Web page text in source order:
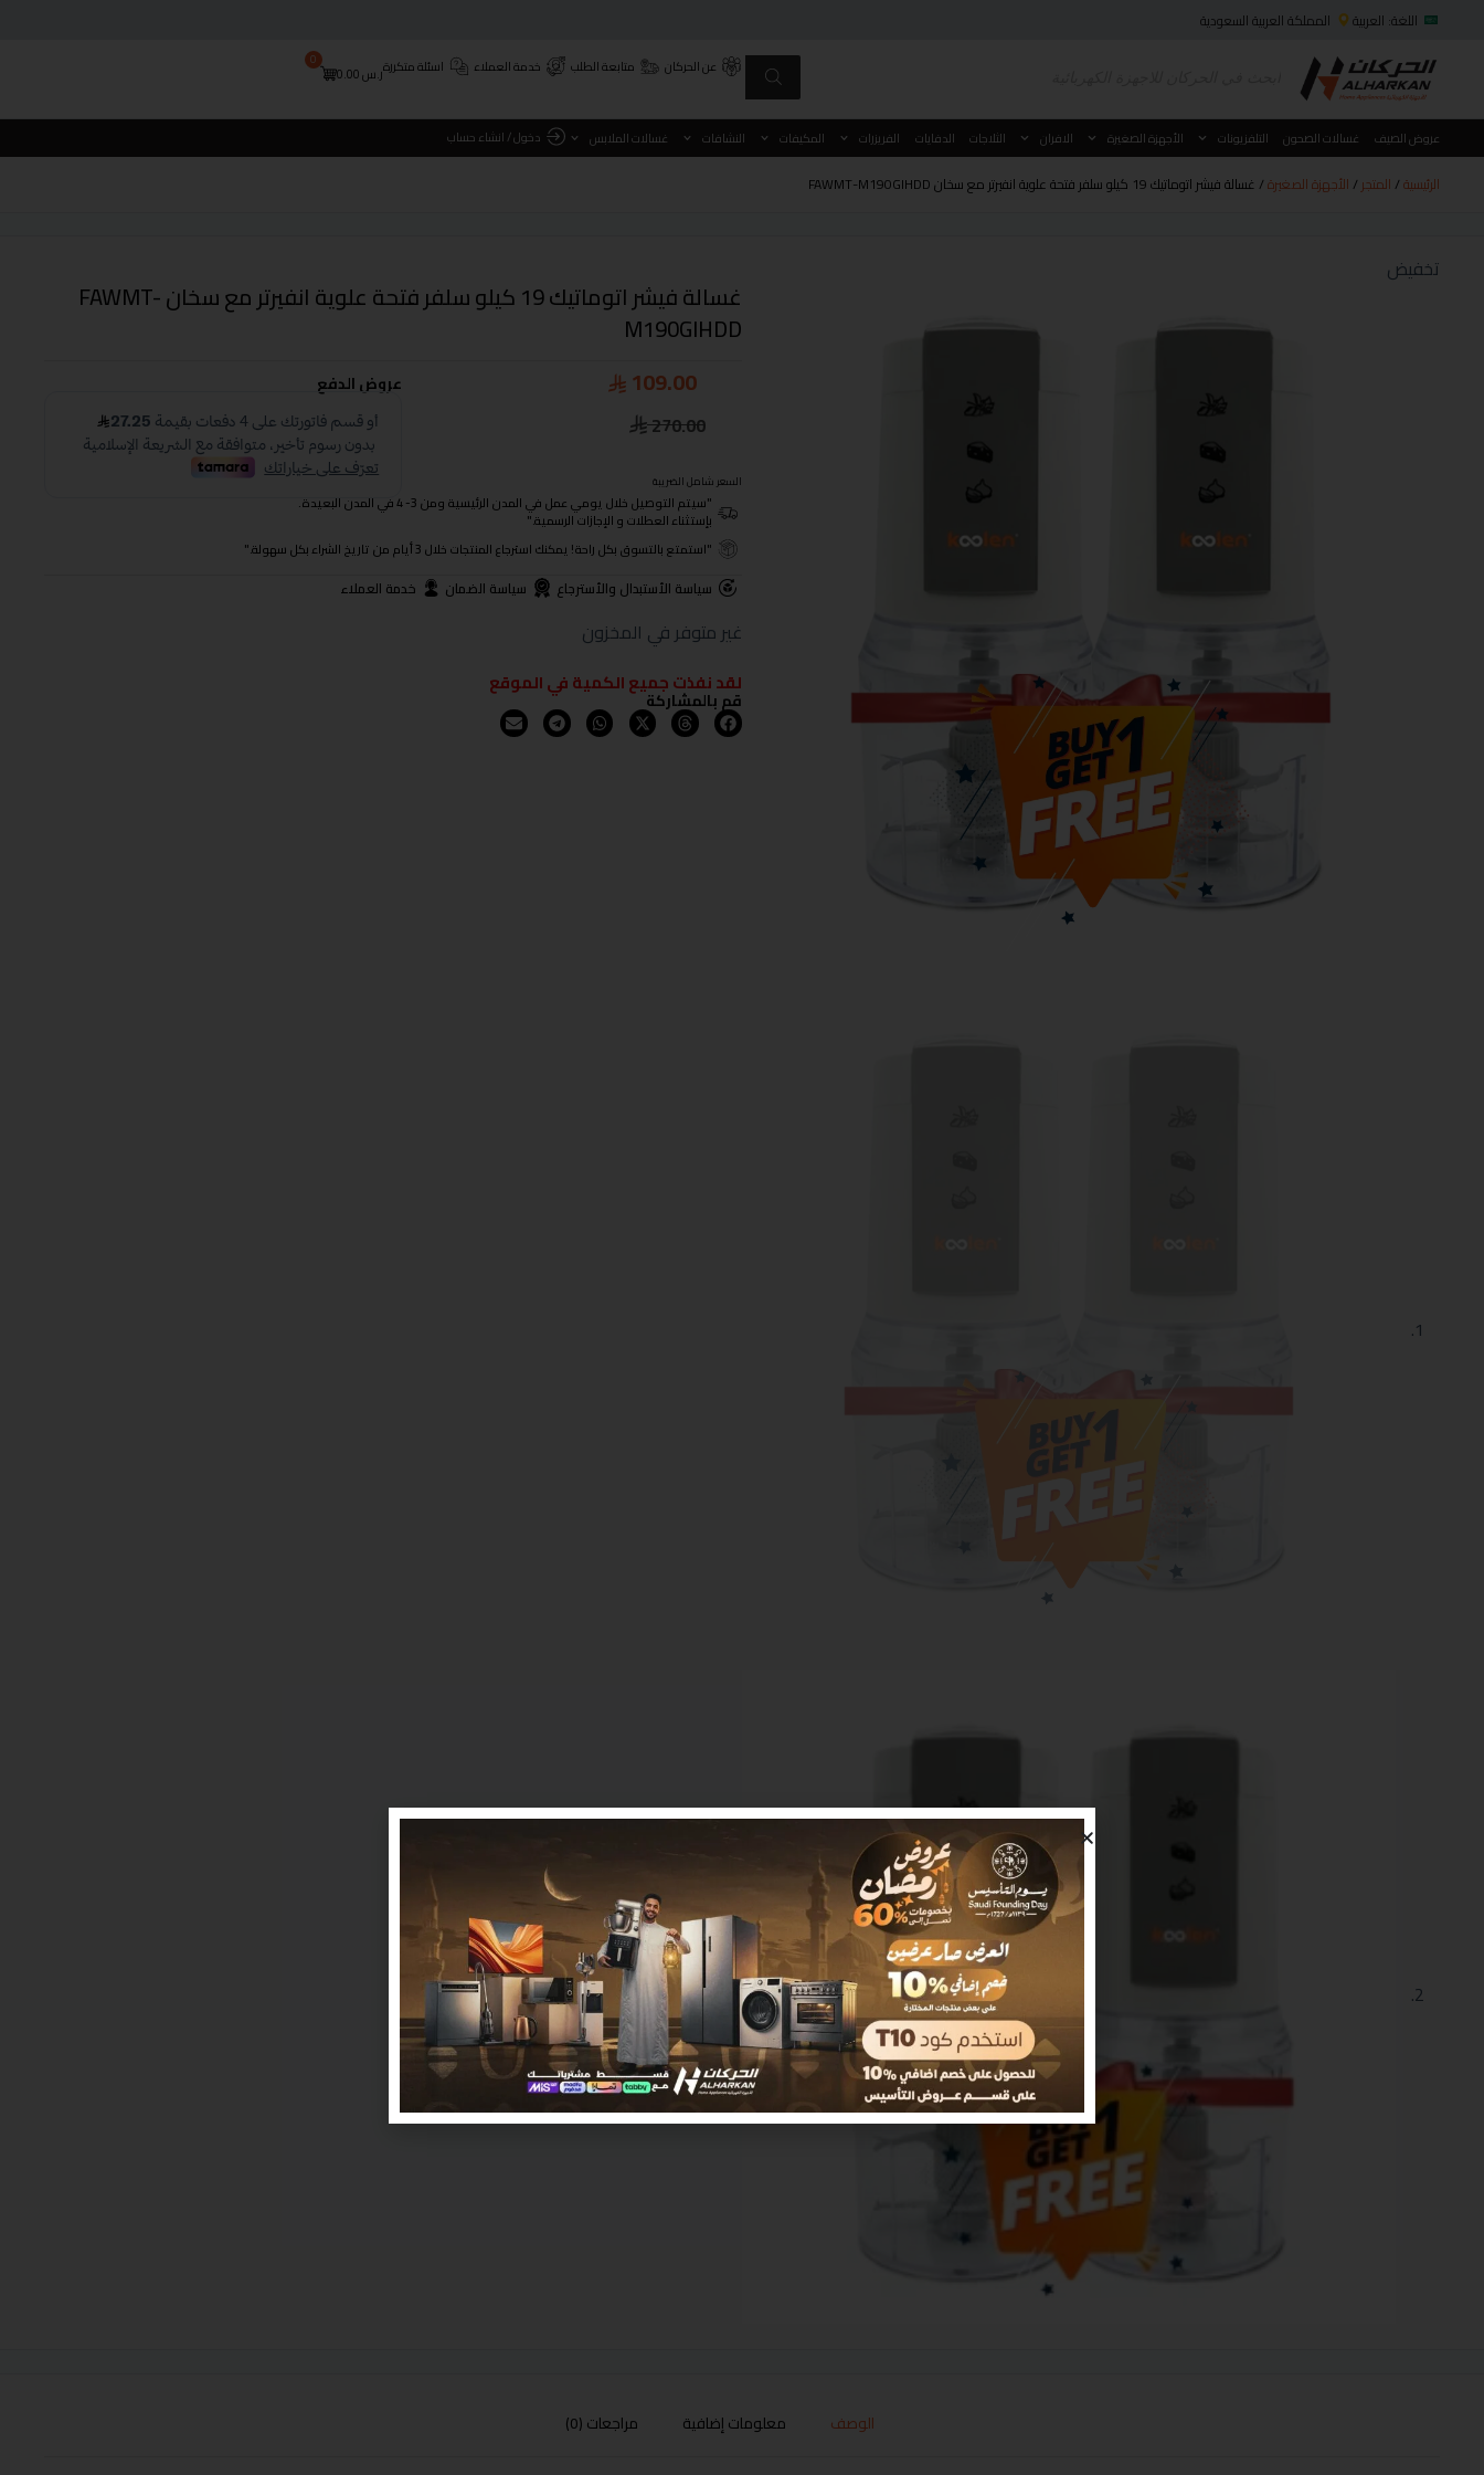
اللغة: العربية المملكة العربية السعودية
عن الحركان متابعة الطلب خدمة العملاء اسئلة متكررةر.س0.00
0
عروض الصيف غسالات الصحون التلفزيونات الأجهزة الصغيرة الافران الثلاجات الدفايات الفريزرات المكيفات النشافات غسالات الملابس دخول / انشاء حساب
الرئيسية/ المتجر / الأجهزة الصغيرة/ غسالة فيشر اتوماتيك 19 كيلو سلفر فتحة علوية انفيرتر مع سخان FAWMT-M190GIHDD
تخفيض
غسالة فيشر اتوماتيك 19 كيلو سلفر فتحة علوية انفيرتر مع سخان FAWMT-
M190GIHDD
270.00
109.00
السعر شامل الضريبة
عروض الدفع
"سيتم التوصيل خلال يومي عمل في المدن الرئيسية ومن 3- 4 في المدن البعيدة.
بإستثناء العطلات و الإجازات الرسمية."
"استمتع بالتسوق بكل راحة! يمكنك استرجاع المنتجات خلال 3 أيام من تاريخ الشراء بكل سهولة."
سياسة الأستبدال والأسترجاع سياسة الضمان خدمة العملاء
غير متوفر في المخزون
لقد نفذت جميع الكمية في الموقع
قم بالمشاركة
الوصف معلومات إضافية مراجعات (0)